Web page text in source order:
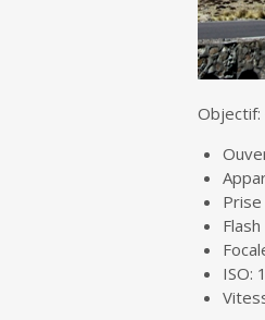
Objectif:
ISO: